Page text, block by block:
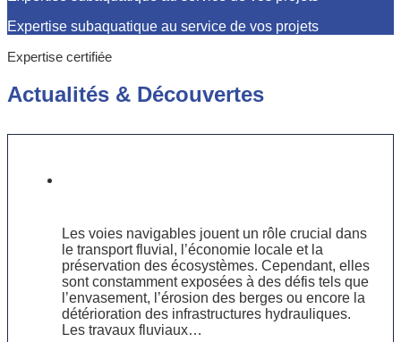
Expertise subaquatique au service de vos projets
Expertise certifiée
Actualités & Découvertes
Les voies navigables jouent un rôle crucial dans
le transport fluvial, l’économie locale et la
préservation des écosystèmes. Cependant, elles
sont constamment exposées à des défis tels que
l’envasement, l’érosion des berges ou encore la
détérioration des infrastructures hydrauliques.
Les travaux fluviaux…